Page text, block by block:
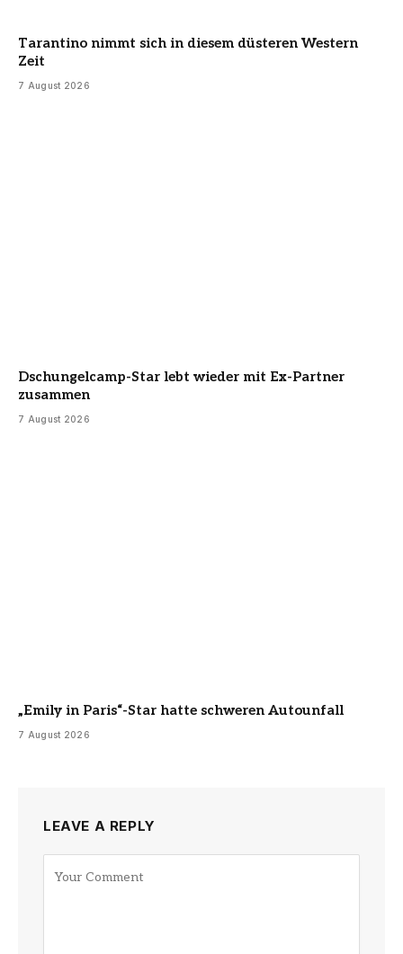
Tarantino nimmt sich in diesem düsteren Western
Zeit
7 August 2026
Dschungelcamp-Star lebt wieder mit Ex-Partner
zusammen
7 August 2026
„Emily in Paris“-Star hatte schweren Autounfall
7 August 2026
LEAVE A REPLY